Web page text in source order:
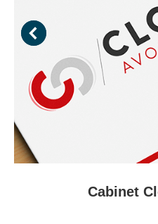
Cabinet